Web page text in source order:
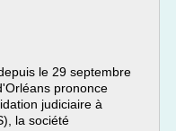
le 29 septembre
prononce
judiciaire à
la société